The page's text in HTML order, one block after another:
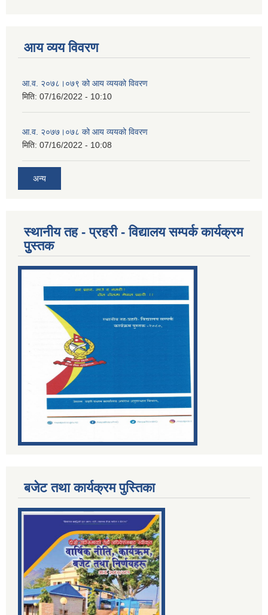
आय व्यय विवरण
आ.व. २०७८।०७९ को आय व्ययको विवरण
मिति: 07/16/2022 - 10:10
आ.व. २०७७।०७८ को आय व्ययको विवरण
मिति: 07/16/2022 - 10:08
अन्य
स्थानीय तह - प्रहरी - विद्यालय सम्पर्क कार्यक्रम
पुुस्तक
बजेट तथा कार्यक्रम पुस्तिका